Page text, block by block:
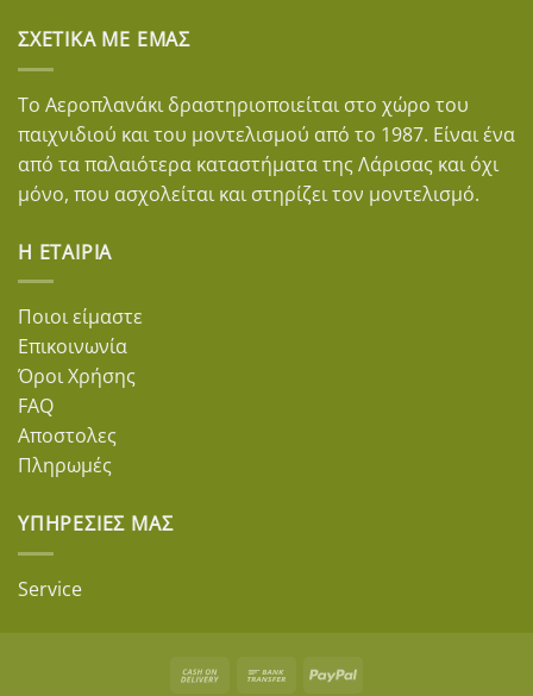
ΣΧΕΤΙΚΆ ΜΕ ΕΜΆΣ
Το Αεροπλανάκι δραστηριοποιείται στο χώρο του
παιχνιδιού και του μοντελισμού από το 1987. Είναι ένα
από τα παλαιότερα καταστήματα της Λάρισας και όχι
μόνο, που ασχολείται και στηρίζει τον μοντελισμό.
Η ΕΤΑΙΡΊΑ
Ποιοι είμαστε
Επικοινωνία
Όροι Χρήσης
FAQ
Αποστολες
Πληρωμές
ΥΠΗΡΕΣΊΕΣ ΜΑΣ
Service
Cash
Bank
PayPal